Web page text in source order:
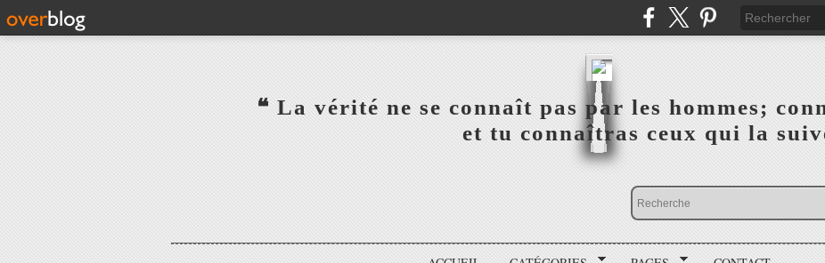
‎❝ La vérité ne se connaît pas par les hommes;
et tu connaîtras ceux qui la